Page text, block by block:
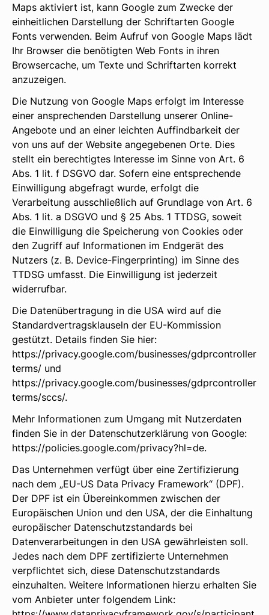
Maps aktiviert ist, kann Google zum Zwecke der
einheitlichen Darstellung der Schriftarten Google
Fonts verwenden. Beim Aufruf von Google Maps lädt
Ihr Browser die benötigten Web Fonts in ihren
Browsercache, um Texte und Schriftarten korrekt
anzuzeigen.
Die Nutzung von Google Maps erfolgt im Interesse
einer ansprechenden Darstellung unserer Online-
Angebote und an einer leichten Auffindbarkeit der
von uns auf der Website angegebenen Orte. Dies
stellt ein berechtigtes Interesse im Sinne von Art. 6
Abs. 1 lit. f DSGVO dar. Sofern eine entsprechende
Einwilligung abgefragt wurde, erfolgt die
Verarbeitung ausschließlich auf Grundlage von Art. 6
Abs. 1 lit. a DSGVO und § 25 Abs. 1 TTDSG, soweit
die Einwilligung die Speicherung von Cookies oder
den Zugriff auf Informationen im Endgerät des
Nutzers (z. B. Device-Fingerprinting) im Sinne des
TTDSG umfasst. Die Einwilligung ist jederzeit
widerrufbar.
Die Datenübertragung in die USA wird auf die
Standardvertragsklauseln der EU-Kommission
gestützt. Details finden Sie hier:
https://privacy.google.com/businesses/gdprcontroller
terms/ und
https://privacy.google.com/businesses/gdprcontroller
terms/sccs/.
Mehr Informationen zum Umgang mit Nutzerdaten
finden Sie in der Datenschutzerklärung von Google:
https://policies.google.com/privacy?hl=de.
Das Unternehmen verfügt über eine Zertifizierung
nach dem „EU-US Data Privacy Framework“ (DPF).
Der DPF ist ein Übereinkommen zwischen der
Europäischen Union und den USA, der die Einhaltung
europäischer Datenschutzstandards bei
Datenverarbeitungen in den USA gewährleisten soll.
Jedes nach dem DPF zertifizierte Unternehmen
verpflichtet sich, diese Datenschutzstandards
einzuhalten. Weitere Informationen hierzu erhalten Sie
vom Anbieter unter folgendem Link: